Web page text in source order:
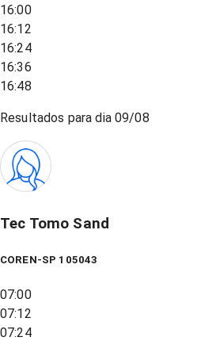
16:00
16:12
16:24
16:36
16:48
Resultados para dia09/08
Tec Tomo Sand
COREN-SP 105043
07:00
07:12
07:24